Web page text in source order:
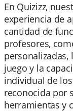
En Quizizz,
experiencia de
cantidad de
profesores,
juego y la
individual de
reconocida por
herramientas y